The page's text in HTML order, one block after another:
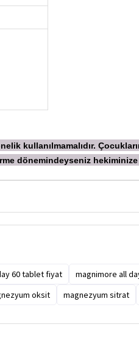
kullanılmamalıdır.
dönemindeyseniz hekiminize
60 tablet fiyat magnimore all
oksit magnezyum sitrat